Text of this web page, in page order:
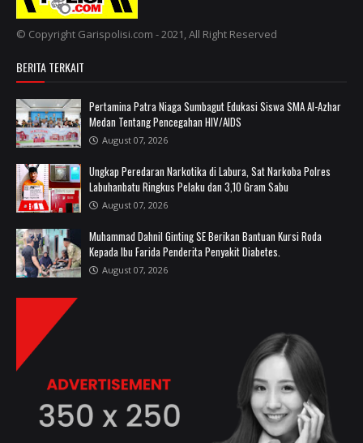
© Copyright Garispolisi.com - 2021, All Right Reserved
BERITA TERKAIT
Pertamina Patra Niaga Sumbagut Edukasi Siswa SMA Al-Azhar
Medan Tentang Pencegahan HIV/AIDS
August 07, 2026
Ungkap Peredaran Narkotika di Labura, Sat Narkoba Polres
Labuhanbatu Ringkus Pelaku dan 3,10 Gram Sabu
August 07, 2026
Muhammad Dahnil Ginting SE Berikan Bantuan Kursi Roda
Kepada Ibu Farida Penderita Penyakit Diabetes.
August 07, 2026